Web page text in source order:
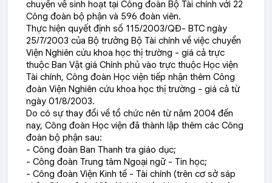
chuyển về sinh hoạt tại Công đoàn Bộ Tài chính với 22
Công đoàn bộ phận và 596 đoàn viên.
Thực hiện quyết định số 115/2003/QĐ- BTC ngày
25/7/2003 của Bộ trưởng Bộ Tài chính về việc chuyển
Viện Nghiên cứu khoa học thị trường - giá cả trực
thuộc Ban Vật giá Chính phủ vào trực thuộc Học viện
Tài chính, Công đoàn Học viện tiếp nhận thêm Công
đoàn Viện Nghiên cứu khoa học thị trường - giá cả từ
ngày 01/8/2003.
Do có sự thay đổi về tổ chức nên từ năm 2004 đến
nay, Công đoàn Học viện đã thành lập thêm các Công
đoàn bộ phận sau:
- Công đoàn Ban Thanh tra giáo dục;
- Công đoàn Trung tâm Ngoại ngữ - Tin học;
- Công đoàn Viện Kinh tế - Tài chính (trên cơ sở sáp